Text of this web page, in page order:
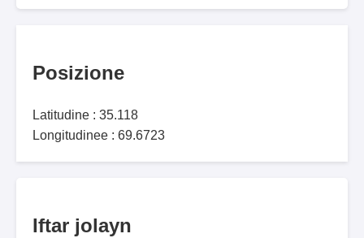
Posizione
Latitudine : 35.118
Longitudinee : 69.6723
Iftar jolayn